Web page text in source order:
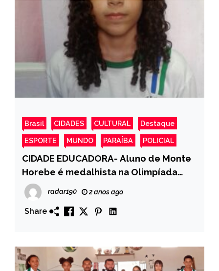
Brasil CIDADES CULTURAL Destaque
ESPORTE MUNDO PARAÍBA POLICIAL
CIDADE EDUCADORA- Aluno de Monte
Horebe é medalhista na Olimpíada
Paraibana de Matemática (OPM) 2023
radar190 2 anos ago
Share